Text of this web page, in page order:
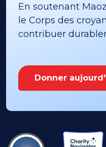
En soutenant
le Corps des
contribuer
Donner